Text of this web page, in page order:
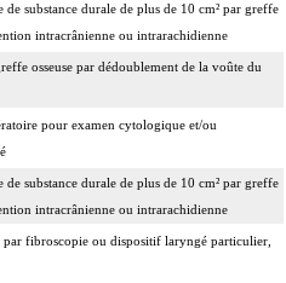
de substance durale de plus de 10 cm² par greffe
intracrânienne ou intrarachidienne
osseuse par dédoublement de la voûte du
pour examen cytologique et/ou
de substance durale de plus de 10 cm² par greffe
intracrânienne ou intrarachidienne
fibroscopie ou dispositif laryngé particulier,